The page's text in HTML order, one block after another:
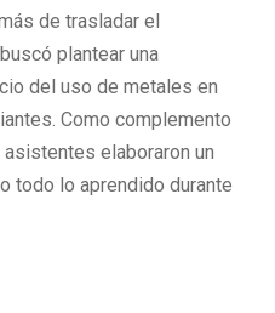
de trasladar el
plantear una
del uso de metales en
Como complemento
elaboraron un
todo lo aprendido durante